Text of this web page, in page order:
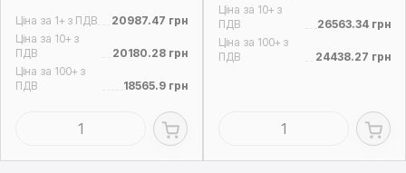
Ціна за 1+ з ПДВ
20987.47 грн
Ціна за 10+ з
ПДВ
20180.28 грн
Ціна за 100+ з
ПДВ
18565.9 грн
Ціна за 10+ з
ПДВ
26563.34 грн
Ціна за 100+ з
ПДВ
24438.27 грн